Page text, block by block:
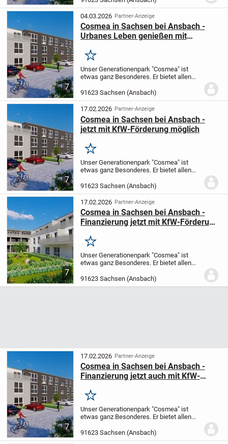
ob zu zweit oder alleine.Moderne und
gelungene Wohnungsgru...
7
04.03.2026 Partner-Anzeige
Cosmea in Sachsen bei Ansbach -
Urbanes Leben genießen mit
Merken
Unser Generationenpark "Cosmea" ist
etwas ganz Besonderes. Er bietet allen
selbstbestimmtes Leben brauchen, egal
ob zu zweit oder alleine.Moderne und
gelungene Wohnungsgru...
91623 Sachsen (Ansbach)
7
17.02.2026 Partner-Anzeige
Cosmea in Sachsen bei Ansbach -
jetzt mit KfW-Förderung möglich
Merken
Unser Generationenpark "Cosmea" ist
etwas ganz Besonderes. Er bietet allen
selbstbestimmtes Leben brauchen, egal
ob zu zweit oder alleine.Moderne und
gelungene Wohnungsgru...
91623 Sachsen (Ansbach)
7
17.02.2026 Partner-Anzeige
Cosmea in Sachsen bei Ansbach -
Finanzierung jetzt mit KfW-Förderung
Merken
Unser Generationenpark "Cosmea" ist
etwas ganz Besonderes. Er bietet allen
selbstbestimmtes Leben brauchen, egal
ob zu zweit oder alleine.Moderne und
91623 Sachsen (Ansbach)
7
17.02.2026 Partner-Anzeige
Cosmea in Sachsen bei Ansbach -
Finanzierung jetzt auch mit KfW-
Merken
Unser Generationenpark "Cosmea" ist
etwas ganz Besonderes. Er bietet allen
selbstbestimmtes Leben brauchen, egal
ob zu zweit oder alleine.Moderne und
91623 Sachsen (Ansbach)